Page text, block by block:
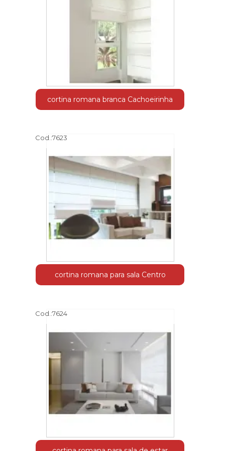
cortina romana branca Cachoeirinha
Cod.:7623
cortina romana para sala Centro
Cod.:7624